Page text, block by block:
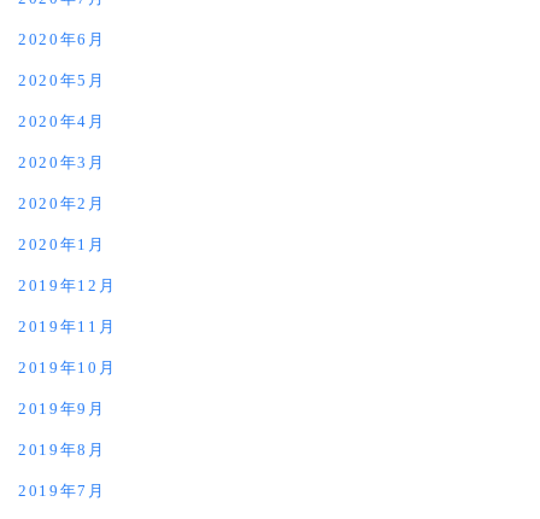
2020年6月
2020年5月
2020年4月
2020年3月
2020年2月
2020年1月
2019年12月
2019年11月
2019年10月
2019年9月
2019年8月
2019年7月